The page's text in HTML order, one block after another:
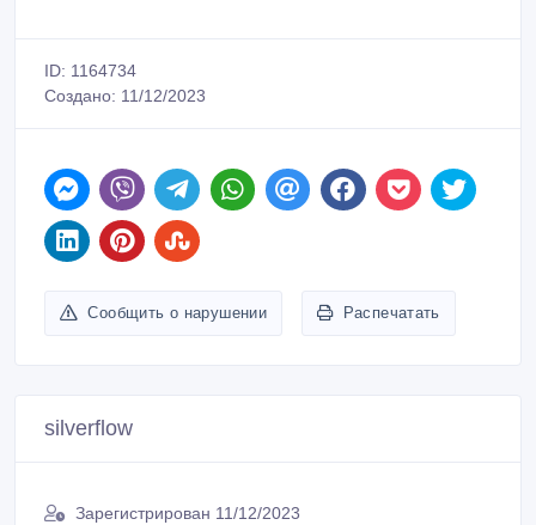
ID: 1164734
Создано: 11/12/2023
Сообщить о нарушении Распечатать
silverflow
Зарегистрирован 11/12/2023